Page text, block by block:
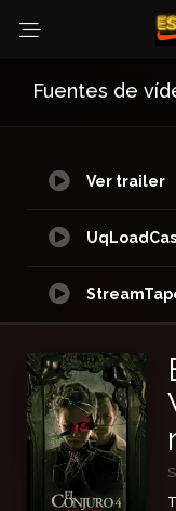
Fuentes de
Ver trailer